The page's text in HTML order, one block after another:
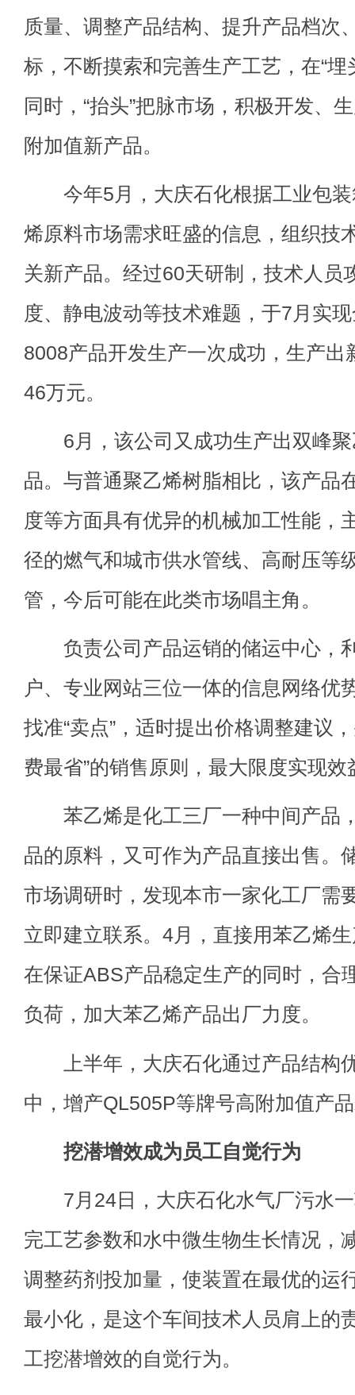
质量、调整产品结构、提升产品档次
标，不断摸索和完善生产工艺，在“埋
同时，“抬头”把脉市场，积极开发、
附加值新产品。
今年5月，大庆石化根据工业包装
烯原料市场需求旺盛的信息，组织技
关新产品。经过60天研制，技术人员
度、静电波动等技术难题，于7月实
8008产品开发生产一次成功，生产出
46万元。
6月，该公司又成功生产出双峰聚
品。与普通聚乙烯树脂相比，该产品
度等方面具有优异的机械加工性能，
径的燃气和城市供水管线、高耐压等
管，今后可能在此类市场唱主角。
负责公司产品运销的储运中心，
户、专业网站三位一体的信息网络优
找准“卖点”，适时提出价格调整建议
费最省”的销售原则，最大限度实现
苯乙烯是化工三厂一种中间产品
品的原料，又可作为产品直接出售。
市场调研时，发现本市一家化工厂需
立即建立联系。4月，直接用苯乙烯
在保证ABS产品稳定生产的同时，合
负荷，加大苯乙烯产品出厂力度。
上半年，大庆石化通过产品结构
中，增产QL505P等牌号高附加值产
挖潜增效成为员工自觉行为
7月24日，大庆石化水气厂污水一
完工艺参数和水中微生物生长情况，
调整药剂投加量，使装置在最优的运
最小化，是这个车间技术人员肩上的
工挖潜增效的自觉行为。